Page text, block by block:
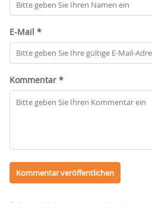
E-Mail *
Kommentar *